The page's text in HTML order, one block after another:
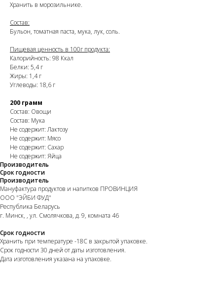
Хранить в морозильнике.
Состав:
Бульон, томатная паста, мука, лук, соль.
Пищевая ценность в 100г продукта:
Калорийность: 98 Ккал
Белки: 5,4 г
Жиры: 1,4 г
Углеводы: 18,6 г
200 грамм
Состав: Овощи
Состав: Мука
Не содержит: Лактозу
Не содержит: Мясо
Не содержит: Сахар
Не содержит: Яйца
Производитель
Срок годности
Производитель
Мануфактура продуктов и напитков ПРОВИНЦИЯ
ООО "ЭЙБИ ФУД"
Республика Беларусь
г. Минск, , ул. Смолячкова, д. 9, комната 46
Срок годности
Хранить при температуре -18С в закрытой упаковке.
Срок годности 30 дней от даты изготовления.
Дата изготовления указана на упаковке.